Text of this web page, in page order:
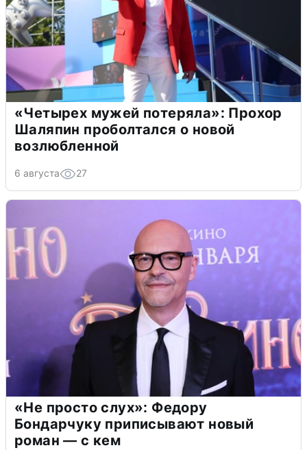
«Четырех мужей потеряла»: Прохор
Шаляпин проболтался о новой
возлюбленной
6 августа 27
«Не просто слух»: Федору
Бондарчуку приписывают новый
роман — с кем